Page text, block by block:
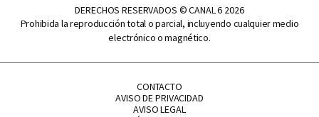
DERECHOS RESERVADOS © CANAL 6 2026
Prohibida la reproducción total o parcial, incluyendo cualquier medio
electrónico o magnético.
CONTACTO
AVISO DE PRIVACIDAD
AVISO LEGAL